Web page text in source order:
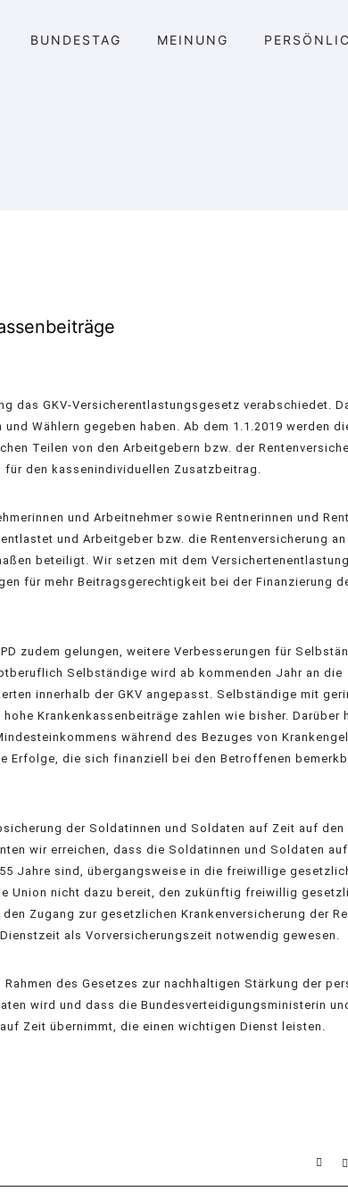
BUNDESTAG MEINUNG
das GKV-Versicherentlastungsgesetz verabschiedet.
Wählern gegeben haben. Ab dem 1.1.2019 werden
Teilen von den Arbeitgebern bzw. der
für den kassenindividuellen Zusatzbeitrag.
und Arbeitnehmer sowie Rentnerinnen und
und Arbeitgeber bzw. die Rentenversicherung
beteiligt. Wir setzen mit dem
für mehr Beitragsgerechtigkeit bei der Finanzierung
zudem gelungen, weitere Verbesserungen für
Selbständige wird ab kommenden Jahr an die
innerhalb der GKV angepasst. Selbständige mit
Krankenkassenbeiträge zahlen wie bisher. Darüber
während des Bezuges von
die sich finanziell bei den Betroffenen
der Soldatinnen und Soldaten auf Zeit auf den
wir erreichen, dass die Soldatinnen und Soldaten
Jahre sind, übergangsweise in die freiwillige
Union nicht dazu bereit, den zukünftig freiwillig
Zugang zur gesetzlichen Krankenversicherung der
als Vorversicherungszeit notwendig gewesen.
des Gesetzes zur nachhaltigen Stärkung der
wird und dass die Bundesverteidigungsministerin
Zeit übernimmt, die einen wichtigen Dienst leisten.